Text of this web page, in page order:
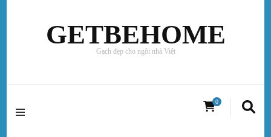
GETBEHOME
Gạch đẹp cho ngôi nhà Việt
0